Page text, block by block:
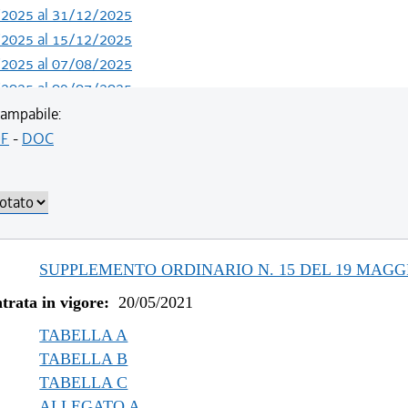
al 31/12/2025
al 15/12/2025
al 07/08/2025
al 09/07/2025
al 04/06/2025
al 13/05/2024
al 31/12/2022
al 03/08/2022
al 13/06/2022
al 31/12/2021
al 05/11/2021
al 11/08/2021
- DOC
SUPPLEMENTO ORDINARIO N. 15 DEL 19
in vigore: 20/05/2021
TABELLA A
TABELLA B
TABELLA C